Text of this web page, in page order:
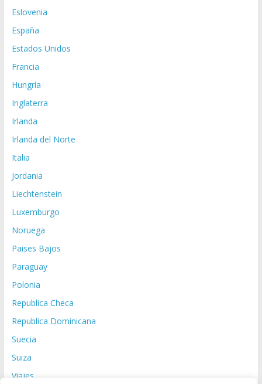
Eslovenia
España
Estados Unidos
Francia
Hungría
Inglaterra
Irlanda
Irlanda del Norte
Italia
Jordania
Liechtenstein
Luxemburgo
Noruega
Paises Bajos
Paraguay
Polonia
Republica Checa
Republica Dominicana
Suecia
Suiza
Viajes